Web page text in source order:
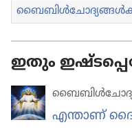
ഇതും
എന്താണ്‌